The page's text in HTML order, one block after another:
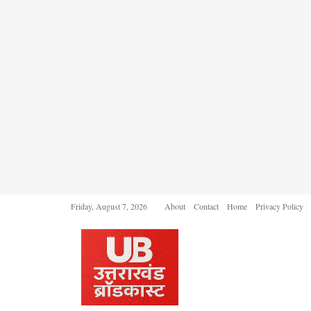
Friday, August 7, 2026 About Contact Home Privacy Policy